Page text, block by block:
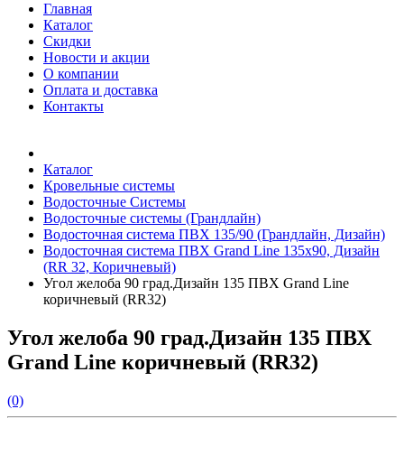
Главная
Каталог
Скидки
Новости и акции
О компании
Оплата и доставка
Контакты
Каталог
Кровельные системы
Водосточные Системы
Водосточные системы (Грандлайн)
Водосточная система ПВХ 135/90 (Грандлайн, Дизайн)
Водосточная система ПВХ Grand Line 135х90, Дизайн
(RR 32, Коричневый)
Угол желоба 90 град.Дизайн 135 ПВХ Grand Line
коричневый (RR32)
Угол желоба 90 град.Дизайн 135 ПВХ
Grand Line коричневый (RR32)
(0)